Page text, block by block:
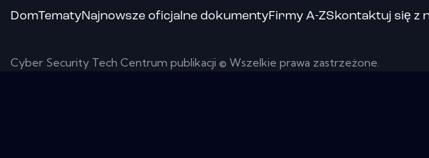
DomTematyNajnowsze oficjalne dokumentyFirmy A-ZSkontaktuj się z
Cyber ​​Security Tech Centrum publikacji © Wszelkie prawa zastrzeżone.